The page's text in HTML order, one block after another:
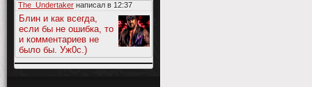
The_Undertaker написал в 12:37
Блин и как всегда,
если бы не ошибка, то
и комментариев не
было бы. Уж0с.)